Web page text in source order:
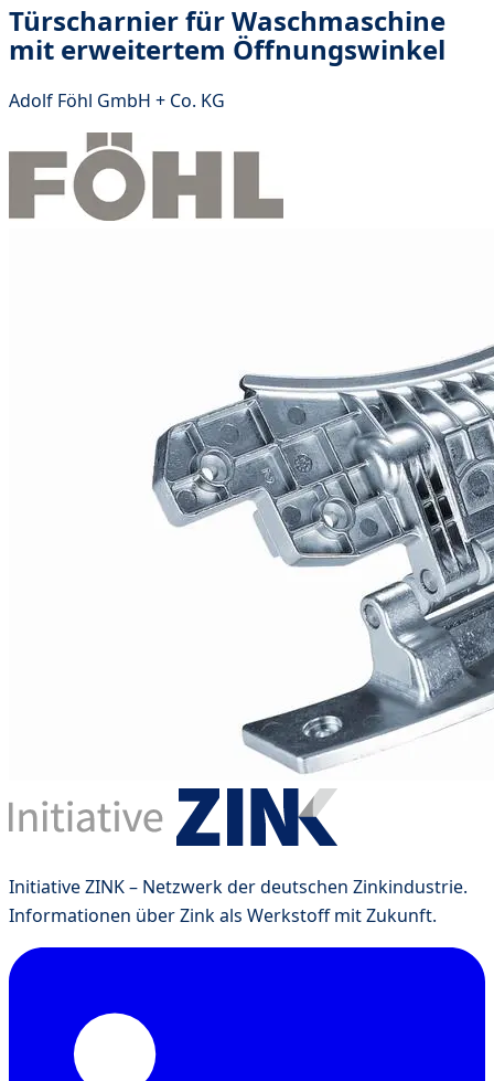
Türscharnier für Waschmaschine
mit erweitertem Öffnungswinkel
Adolf Föhl GmbH + Co. KG
Initiative ZINK – Netzwerk der deutschen Zinkindustrie.
Informationen über Zink als Werkstoff mit Zukunft.